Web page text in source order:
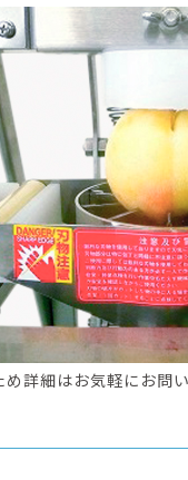
め詳細はお気軽にお問